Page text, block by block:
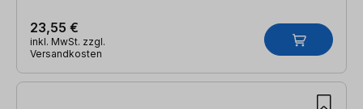
23,55 €
inkl. MwSt. zzgl.
Versandkosten